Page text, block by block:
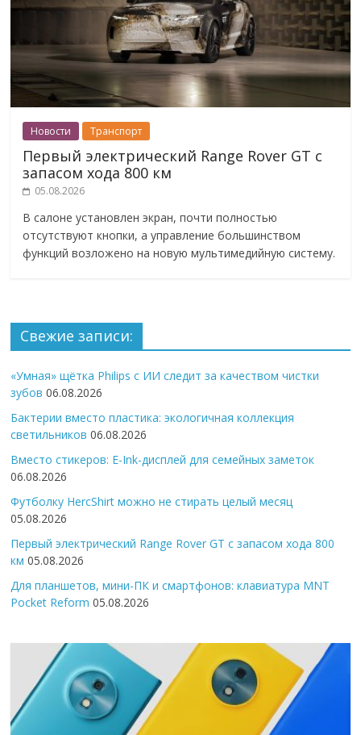
Новости Транспорт
Первый электрический Range Rover GT с
запасом хода 800 км
05.08.2026
В салоне установлен экран, почти полностью
отсутствуют кнопки, а управление большинством
функций возложено на новую мультимедийную систему.
Свежие записи:
«Умная» щётка Philips с ИИ следит за качеством чистки
зубов 06.08.2026
Бактерии вместо пластика: экологичная коллекция
светильников 06.08.2026
Вместо стикеров: E-Ink-дисплей для семейных заметок
06.08.2026
Футболку HercShirt можно не стирать целый месяц
05.08.2026
Первый электрический Range Rover GT с запасом хода 800
км 05.08.2026
Для планшетов, мини-ПК и смартфонов: клавиатура MNT
Pocket Reform 05.08.2026